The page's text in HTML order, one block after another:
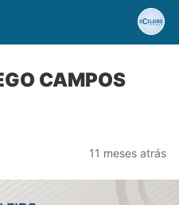
CAMPOS
11 meses atrás